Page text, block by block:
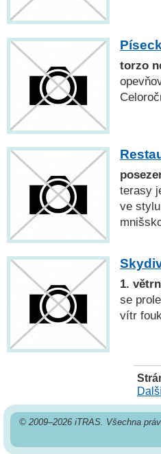
torzo
terasy
ve
1.
se
vítr
© 2009–2026 iTRAS. Všechna